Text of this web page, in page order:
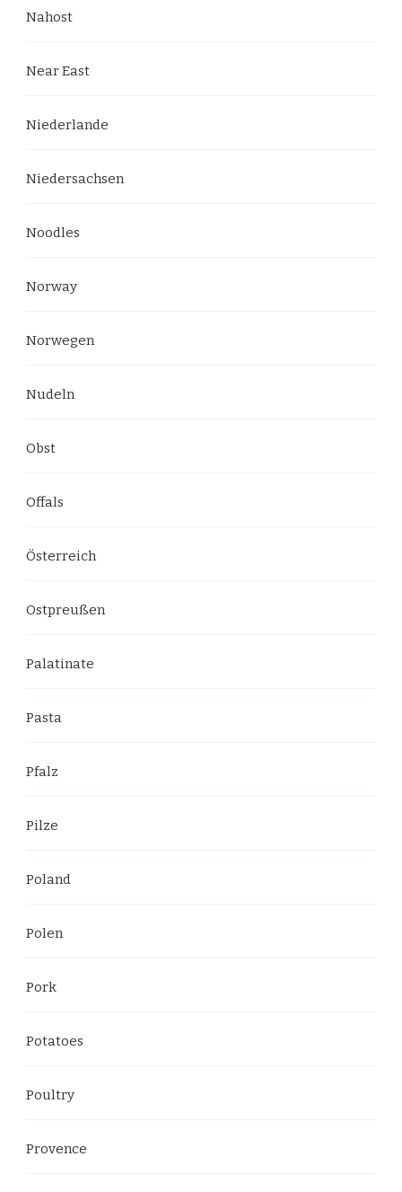
Nahost
Near East
Niederlande
Niedersachsen
Noodles
Norway
Norwegen
Nudeln
Obst
Offals
Österreich
Ostpreußen
Palatinate
Pasta
Pfalz
Pilze
Poland
Polen
Pork
Potatoes
Poultry
Provence